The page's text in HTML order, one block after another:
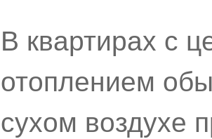
В квартирах с
отоплением
сухом воздухе